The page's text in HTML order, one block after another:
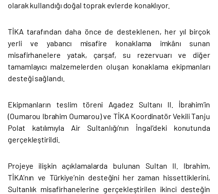
olarak kullandığı doğal toprak evlerde konaklıyor.
TİKA tarafından daha önce de desteklenen, her yıl birçok
yerli ve yabancı misafire konaklama imkânı sunan
misafirhanelere yatak, çarşaf, su rezervuarı ve diğer
tamamlayıcı malzemelerden oluşan konaklama ekipmanları
desteği sağlandı.
Ekipmanların teslim töreni Agadez Sultanı II. İbrahim’in
(Oumarou Ibrahim Oumarou) ve TİKA Koordinatör Vekili Tanju
Polat katılımıyla Air Sultanlığı’nın İngal’deki konutunda
gerçekleştirildi.
Projeye ilişkin açıklamalarda bulunan Sultan II. Ibrahim,
TİKA’nın ve Türkiye’nin desteğini her zaman hissettiklerini,
Sultanlık misafirhanelerine gerçekleştirilen ikinci desteğin